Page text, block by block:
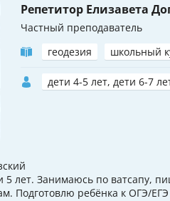
Репетитор Елизавета
Частный преподаватель
геодезия
школьный
дети 4-5 лет, дети 6-7
лет. Занимаюсь по ватсапу,
Подготовлю ребёнка к ОГЭ/ЕГЭ